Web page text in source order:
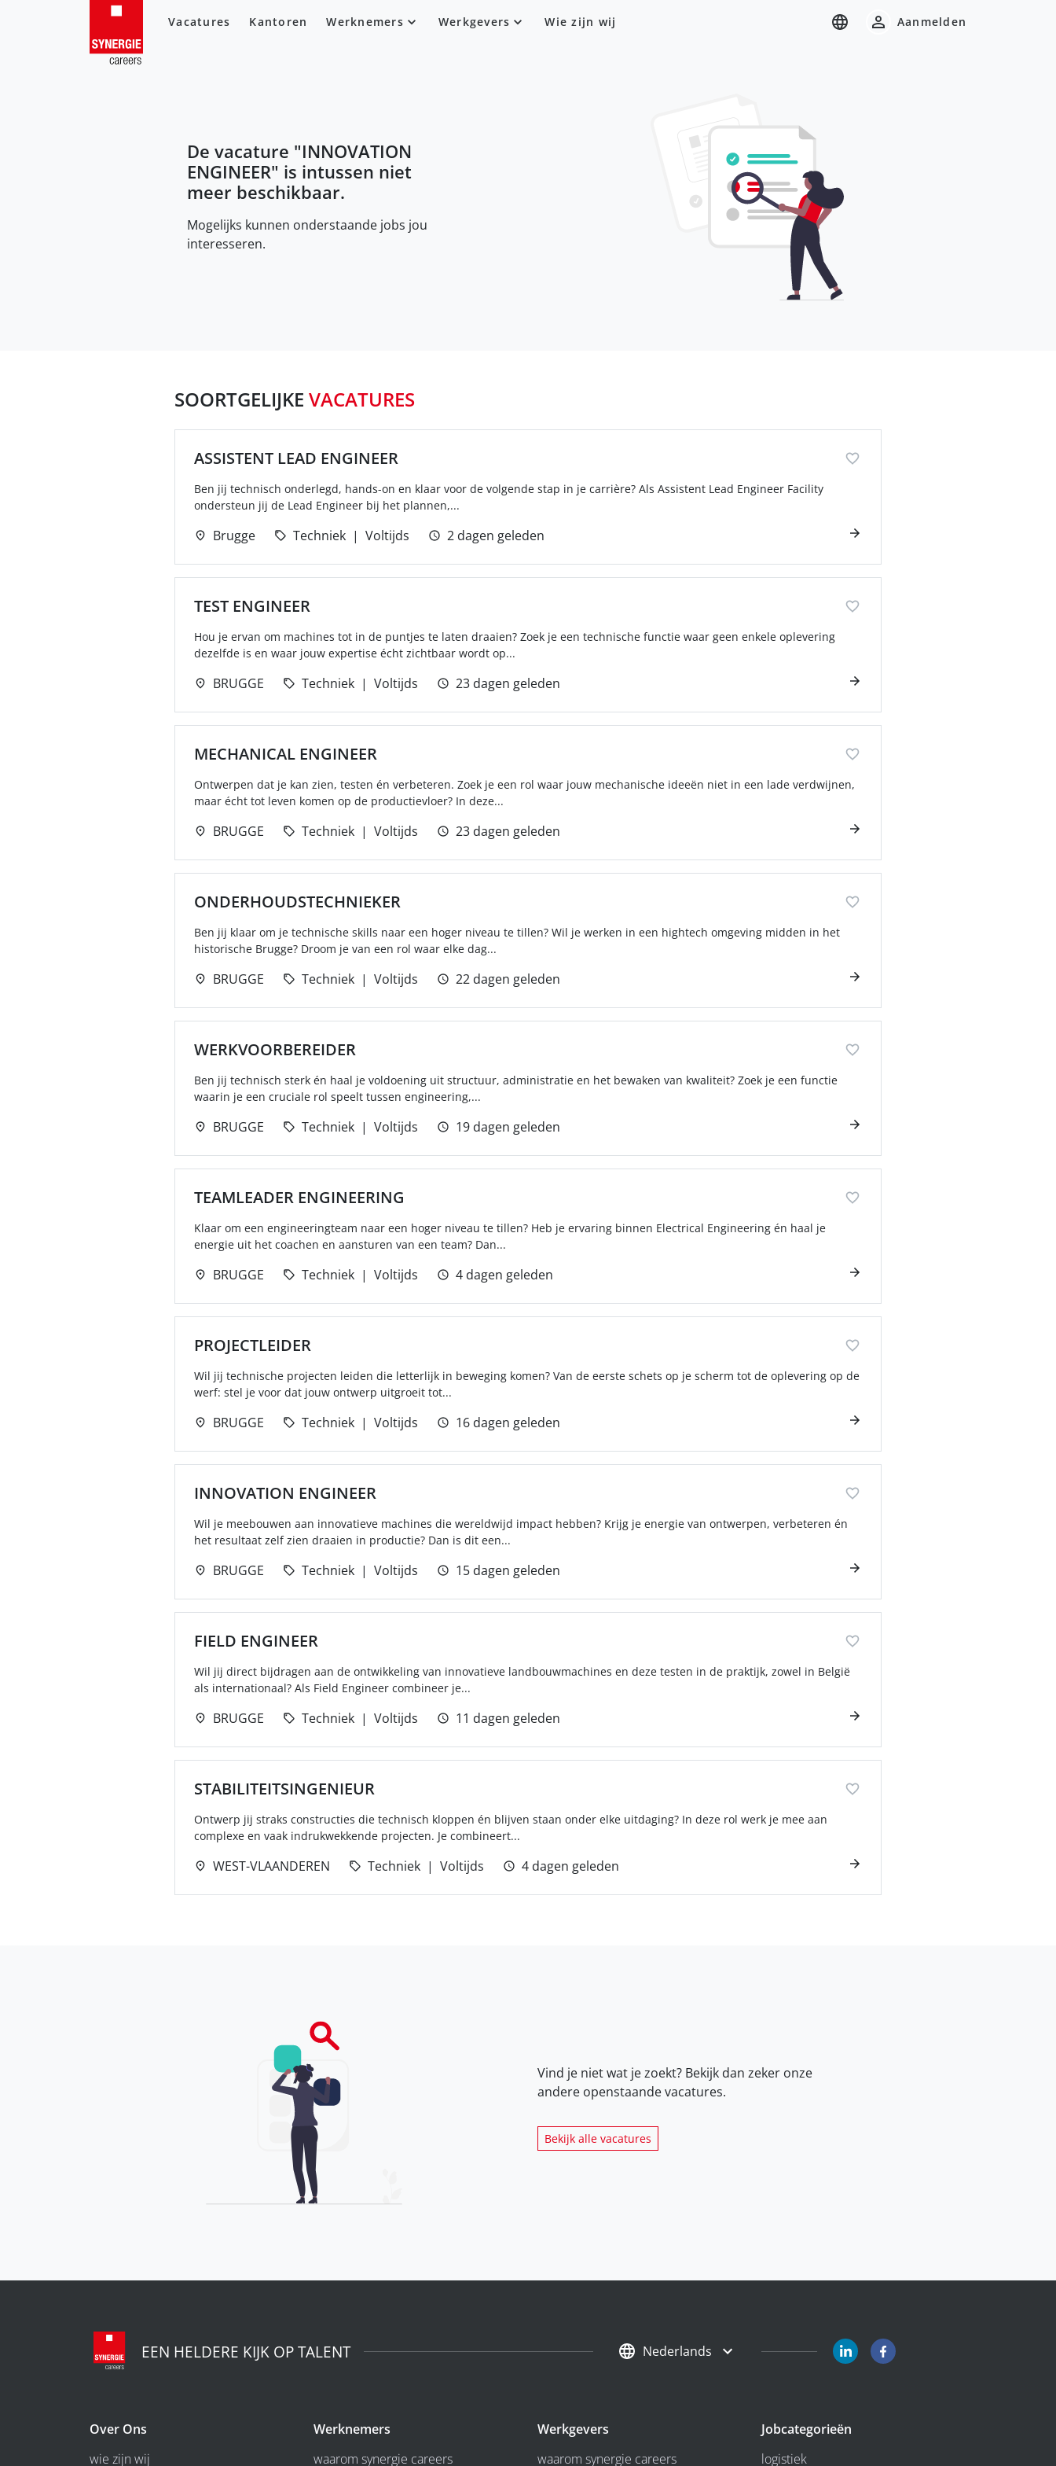
Vacatures Kantoren Werknemers Werkgevers Wie zijn wij Aanmelden
De vacature "INNOVATION
ENGINEER" is intussen niet
meer beschikbaar.
Mogelijks kunnen onderstaande jobs jou
interesseren.
SOORTGELIJKE VACATURES
ASSISTENT LEAD ENGINEER
Ben jij technisch onderlegd, hands-on en klaar voor de volgende stap in je carrière? Als Assistent Lead Engineer Facility
ondersteun jij de Lead Engineer bij het plannen,...
Brugge Techniek Voltijds 2 dagen geleden
TEST ENGINEER
Hou je ervan om machines tot in de puntjes te laten draaien? Zoek je een technische functie waar geen enkele oplevering
dezelfde is en waar jouw expertise écht zichtbaar wordt op...
BRUGGE Techniek Voltijds 23 dagen geleden
MECHANICAL ENGINEER
Ontwerpen dat je kan zien, testen én verbeteren. Zoek je een rol waar jouw mechanische ideeën niet in een lade verdwijnen,
maar écht tot leven komen op de productievloer? In deze...
BRUGGE Techniek Voltijds 23 dagen geleden
ONDERHOUDSTECHNIEKER
Ben jij klaar om je technische skills naar een hoger niveau te tillen? Wil je werken in een hightech omgeving midden in het
historische Brugge? Droom je van een rol waar elke dag...
BRUGGE Techniek Voltijds 22 dagen geleden
WERKVOORBEREIDER
Ben jij technisch sterk én haal je voldoening uit structuur, administratie en het bewaken van kwaliteit? Zoek je een functie
waarin je een cruciale rol speelt tussen engineering,...
BRUGGE Techniek Voltijds 19 dagen geleden
TEAMLEADER ENGINEERING
Klaar om een engineeringteam naar een hoger niveau te tillen? Heb je ervaring binnen Electrical Engineering én haal je
energie uit het coachen en aansturen van een team? Dan...
BRUGGE Techniek Voltijds 4 dagen geleden
PROJECTLEIDER
Wil jij technische projecten leiden die letterlijk in beweging komen? Van de eerste schets op je scherm tot de oplevering op de
werf: stel je voor dat jouw ontwerp uitgroeit tot...
BRUGGE Techniek Voltijds 16 dagen geleden
INNOVATION ENGINEER
Wil je meebouwen aan innovatieve machines die wereldwijd impact hebben? Krijg je energie van ontwerpen, verbeteren én
het resultaat zelf zien draaien in productie? Dan is dit een...
BRUGGE Techniek Voltijds 15 dagen geleden
FIELD ENGINEER
Wil jij direct bijdragen aan de ontwikkeling van innovatieve landbouwmachines en deze testen in de praktijk, zowel in België
als internationaal? Als Field Engineer combineer je...
BRUGGE Techniek Voltijds 11 dagen geleden
STABILITEITSINGENIEUR
Ontwerp jij straks constructies die technisch kloppen én blijven staan onder elke uitdaging? In deze rol werk je mee aan
complexe en vaak indrukwekkende projecten. Je combineert...
WEST-VLAANDEREN Techniek Voltijds 4 dagen geleden
Vind je niet wat je zoekt? Bekijk dan zeker onze
andere openstaande vacatures.
Bekijk alle vacatures
EEN HELDERE KIJK OP TALENT Nederlands
Over Ons
wie zijn wij
Werknemers
waarom synergie careers
Werkgevers
waarom synergie careers
Jobcategorieën
logistiek